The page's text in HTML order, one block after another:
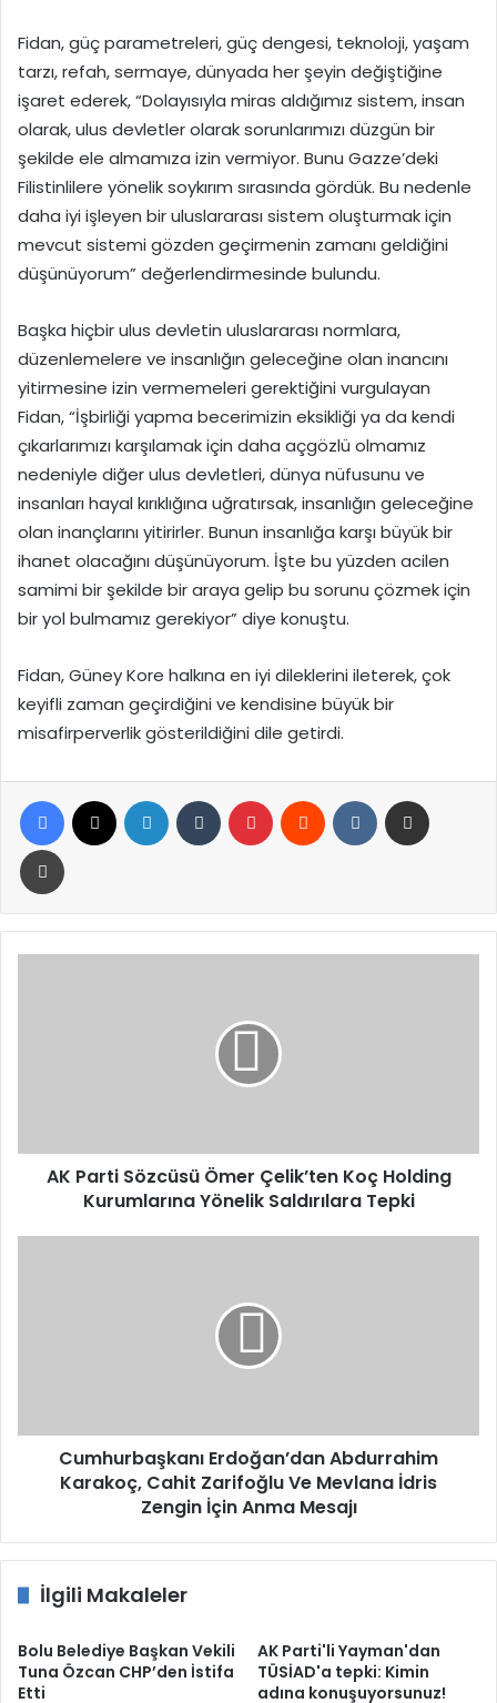
Fidan, güç parametreleri, güç dengesi, teknoloji, yaşam
tarzı, refah, sermaye, dünyada her şeyin değiştiğine
işaret ederek, “Dolayısıyla miras aldığımız sistem, insan
olarak, ulus devletler olarak sorunlarımızı düzgün bir
şekilde ele almamıza izin vermiyor. Bunu Gazze’deki
Filistinlilere yönelik soykırım sırasında gördük. Bu nedenle
daha iyi işleyen bir uluslararası sistem oluşturmak için
mevcut sistemi gözden geçirmenin zamanı geldiğini
düşünüyorum” değerlendirmesinde bulundu.
Başka hiçbir ulus devletin uluslararası normlara,
düzenlemelere ve insanlığın geleceğine olan inancını
yitirmesine izin vermemeleri gerektiğini vurgulayan
Fidan, “İşbirliği yapma becerimizin eksikliği ya da kendi
çıkarlarımızı karşılamak için daha açgözlü olmamız
nedeniyle diğer ulus devletleri, dünya nüfusunu ve
insanları hayal kırıklığına uğratırsak, insanlığın geleceğine
olan inançlarını yitirirler. Bunun insanlığa karşı büyük bir
ihanet olacağını düşünüyorum. İşte bu yüzden acilen
samimi bir şekilde bir araya gelip bu sorunu çözmek için
bir yol bulmamız gerekiyor” diye konuştu.
Fidan, Güney Kore halkına en iyi dileklerini ileterek, çok
keyifli zaman geçirdiğini ve kendisine büyük bir
misafirperverlik gösterildiğini dile getirdi.
Facebook LinkedIn Tumblr Pinterest Reddit VKontakte
Yazdır
Yönelik
Saldırılara
AK Parti Sözcüsü Ömer Çelik’ten Koç Holding
Kurumlarına Yönelik Saldırılara Tepki
İdris
ZenginCumhurbaşkanı Erdoğan’dan Abdurrahim
Karakoç, Cahit Zarifoğlu Ve Mevlana İdris
Zengin İçin Anma Mesajı
İlgili Makaleler
Bolu Belediye Başkan Vekili
Tuna Özcan CHP’den İstifa
Etti
AK Parti'li Yayman'dan
TÜSİAD'a tepki: Kimin
adına konuşuyorsunuz!